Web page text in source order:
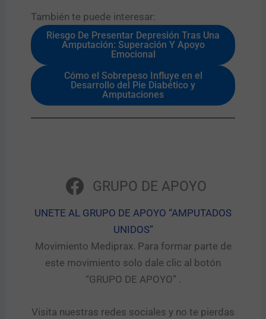
También te puede interesar:​
Riesgo De Presentar Depresión Tras Una
Amputación: Superación Y Apoyo
Emocional
Cómo el Sobrepeso Influye en el
Desarrollo del Pie Diabético y
Amputaciones
GRUPO DE APOYO
UNETE AL GRUPO DE APOYO “AMPUTADOS
UNIDOS”​
Movimiento Mediprax. Para formar parte de
este movimiento solo dale clic al botón
“GRUPO DE APOYO” .​
Visita nuestras redes sociales y no te pierdas